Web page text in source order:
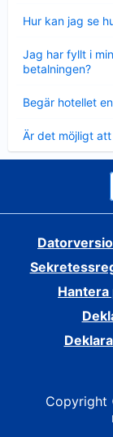
Hur kan jag se
mindre
Jag har fyllt i
betalningen?
mindre
Begär hotellet
mindre
Är det möjligt
mindre
Copyright